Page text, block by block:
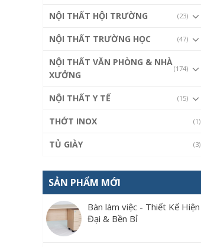
NỘI THẤT HỘI TRƯỜNG (23)
NỘI THẤT TRƯỜNG HỌC (47)
NỘI THẤT VĂN PHÒNG & NHÀ
XƯỞNG
(174)
NỘI THẤT Y TẾ (15)
THỚT INOX (1)
TỦ GIÀY (3)
SẢN PHẨM MỚI
Bàn làm việc - Thiết Kế Hiện
Đại & Bền Bỉ